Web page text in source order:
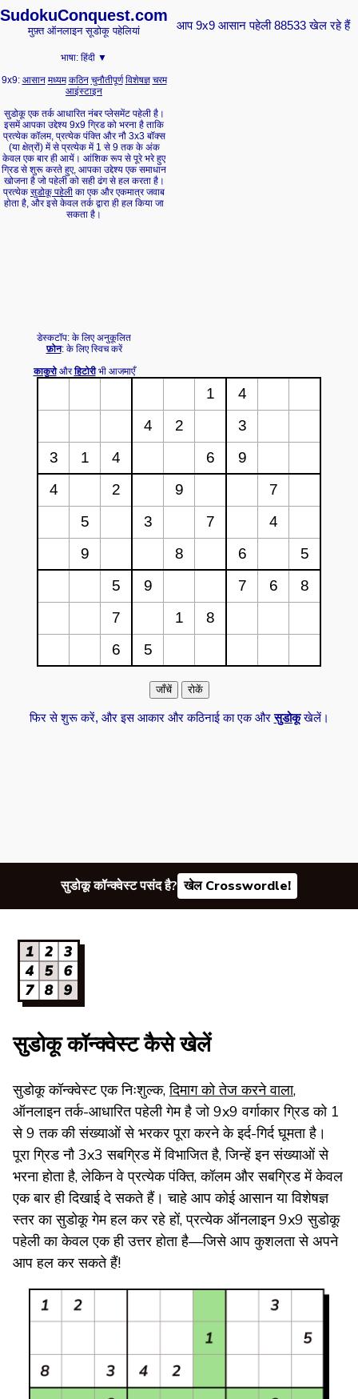
SudokuConquest.com
मुफ़्त ऑनलाइन सूडोकू पहेलियां
भाषा: हिंदी ▼
9x9: आसान मध्यम कठिन चुनौतीपूर्ण विशेषज्ञ चरम
आइंस्टाइन
सुडोकू एक तर्क आधारित नंबर प्लेसमेंट पहेली है।
इसमें आपका उद्देश्य 9x9 ग्रिड को भरना है ताकि
प्रत्येक कॉलम, प्रत्येक पंक्ति और नौ 3x3 बॉक्स
(या क्षेत्रों) में से प्रत्येक में 1 से 9 तक के अंक
केवल एक बार ही आयें। आंशिक रूप से पूरे भरे हुए
ग्रिड से शुरू करते हुए, आपका उद्देश्य एक समाधान
खोजना है जो पहेली को सही ढंग से हल करता है।
प्रत्येक सुडोकू पहेली का एक और एकमात्र जवाब
होता है, और इसे केवल तर्क द्वारा ही हल किया जा
सकता है।
डेस्कटॉप: के लिए अनुकूलित
फ़ोन: के लिए स्विच करें
काकुरोऔरहिटोरीभी आजमाएँ
आप 9x9 आसान पहेली 88533 खेल रहे हैं
फिर से शुरू करें, और इस आकार और कठिनाई का एक औरसुडोकूखेलें।
सुडोकू कॉन्क्वेस्ट पसंद है? खेल Crosswordle!
सुडोकू कॉन्क्वेस्ट कैसे खेलें
सुडोकू कॉन्क्वेस्ट एक निःशुल्क,दिमाग को तेज करने वाला,
ऑनलाइन तर्क-आधारित पहेली गेम है जो 9x9 वर्गाकार ग्रिड को 1
से 9 तक की संख्याओं से भरकर पूरा करने के इर्द-गिर्द घूमता है।
पूरा ग्रिड नौ 3x3 सबग्रिड में विभाजित है, जिन्हें इन संख्याओं से
भरना होता है, लेकिन वे प्रत्येक पंक्ति, कॉलम और सबग्रिड में केवल
एक बार ही दिखाई दे सकते हैं। चाहे आप कोई आसान या विशेषज्ञ
स्तर का सुडोकू गेम हल कर रहे हों, प्रत्येक ऑनलाइन 9x9 सुडोकू
पहेली का केवल एक ही उत्तर होता है—जिसे आप कुशलता से अपने
आप हल कर सकते हैं!